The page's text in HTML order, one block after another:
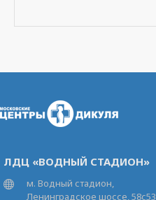
ЛДЦ «ВОДНЫЙ СТАДИОН»
м. Водный стадион,
Ленинградское шоссе, 58с53